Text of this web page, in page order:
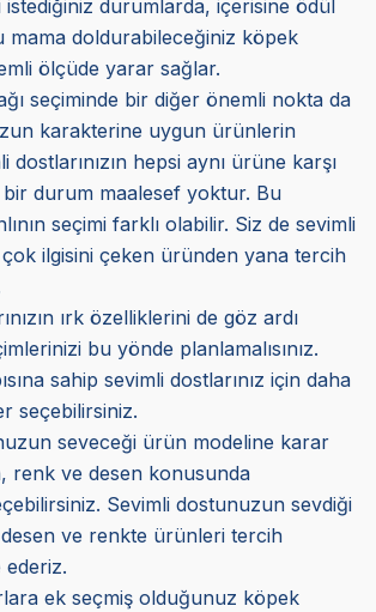
istediğiniz durumlarda, içerisine ödül
mama doldurabileceğiniz köpek
ölçüde yarar sağlar.
seçiminde bir diğer önemli nokta da
karakterine uygun ürünlerin
dostlarınızın hepsi aynı ürüne karşı
durum maalesef yoktur. Bu
seçimi farklı olabilir. Siz de sevimli
ilgisini çeken üründen yana tercih
ırk özelliklerini de göz ardı
bu yönde planlamalısınız.
sahip sevimli dostlarınız için daha
seçebilirsiniz.
seveceği ürün modeline karar
renk ve desen konusunda
Sevimli dostunuzun sevdiği
ve renkte ürünleri tercih
ederiz.
ek seçmiş olduğunuz köpek